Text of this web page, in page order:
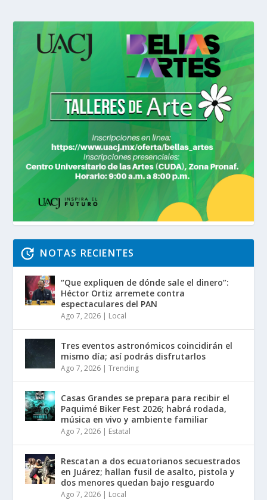
NOTAS RECIENTES
“Que expliquen de dónde sale el dinero”:
Héctor Ortiz arremete contra
espectaculares del PAN
Ago 7, 2026 | Local
Tres eventos astronómicos coincidirán el
mismo día; así podrás disfrutarlos
Ago 7, 2026 |Trending
Casas Grandes se prepara para recibir el
Paquimé Biker Fest 2026; habrá rodada,
música en vivo y ambiente familiar
Ago 7, 2026 | Estatal
Rescatan a dos ecuatorianos secuestrados
en Juárez; hallan fusil de asalto, pistola y
dos menores quedan bajo resguardo
Ago 7, 2026 | Local